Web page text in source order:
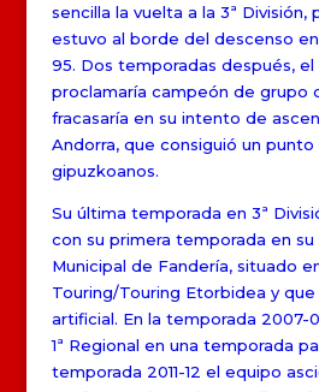
sencilla la vuelta a la 3ª División,
estuvo al borde del descenso
95. Dos temporadas después, el
proclamaría campeón de grupo
fracasaría en su intento de
Andorra, que consiguió un punto
gipuzkoanos.
Su última temporada en 3ª
con su primera temporada en
Municipal de Fandería, situado
Touring/Touring Etorbidea y
artificial. En la temporada 2007-
1ª Regional en una temporada
temporada 2011-12 el equipo